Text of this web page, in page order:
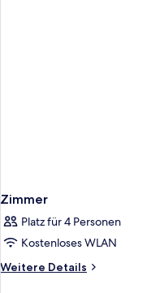
Zimmer
Platz für 4 Personen
Kostenloses WLAN
Weitere Details
Weitere